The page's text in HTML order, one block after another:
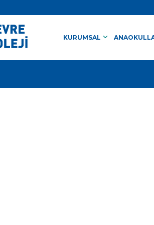
KURUMSAL keyboard_arrow_down